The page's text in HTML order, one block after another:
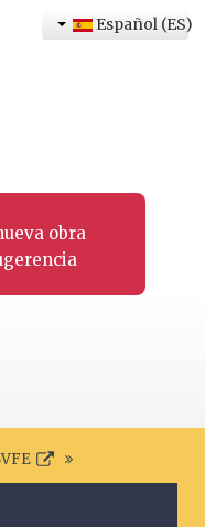
obra
Español (ES)